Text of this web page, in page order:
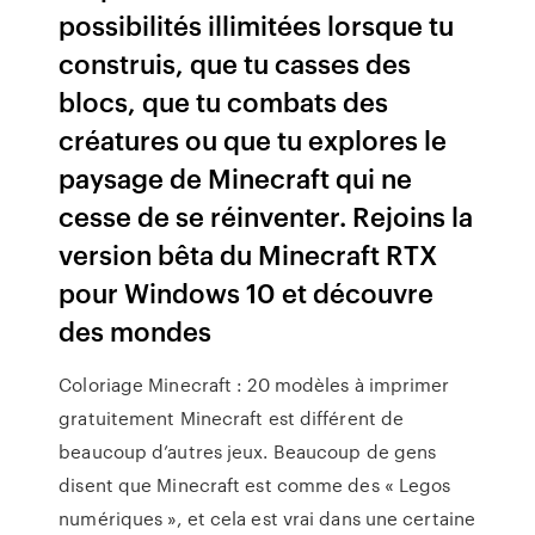
possibilités illimitées lorsque tu
construis, que tu casses des
blocs, que tu combats des
créatures ou que tu explores le
paysage de Minecraft qui ne
cesse de se réinventer. Rejoins la
version bêta du Minecraft RTX
pour Windows 10 et découvre
des mondes
Coloriage Minecraft : 20 modèles à imprimer
gratuitement Minecraft est différent de
beaucoup d’autres jeux. Beaucoup de gens
disent que Minecraft est comme des « Legos
numériques », et cela est vrai dans une certaine